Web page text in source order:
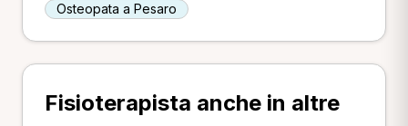
Osteopata a Pesaro
Fisioterapista anche in altre